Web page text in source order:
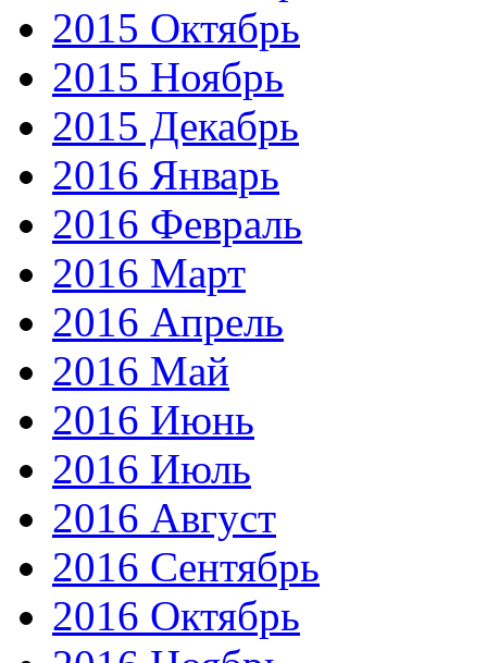
2015 Октябрь
2015 Ноябрь
2015 Декабрь
2016 Январь
2016 Февраль
2016 Март
2016 Апрель
2016 Май
2016 Июнь
2016 Июль
2016 Август
2016 Сентябрь
2016 Октябрь